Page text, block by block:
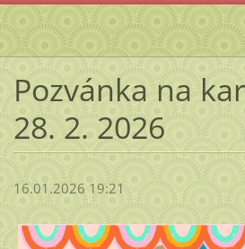
Pozvánka na
28. 2. 2026
16.01.2026 19:21